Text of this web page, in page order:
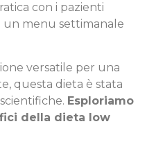
con i pazienti
un menu settimanale
versatile per una
questa dieta è stata
Esploriamo
della dieta low